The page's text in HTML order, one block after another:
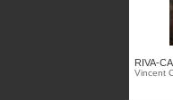
RIVA-
Vincent